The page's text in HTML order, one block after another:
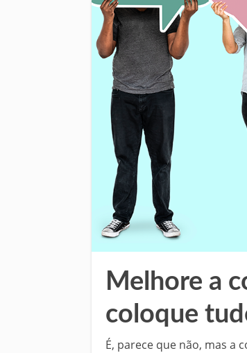
Melhore a
coloque
É, parece que não, mas a